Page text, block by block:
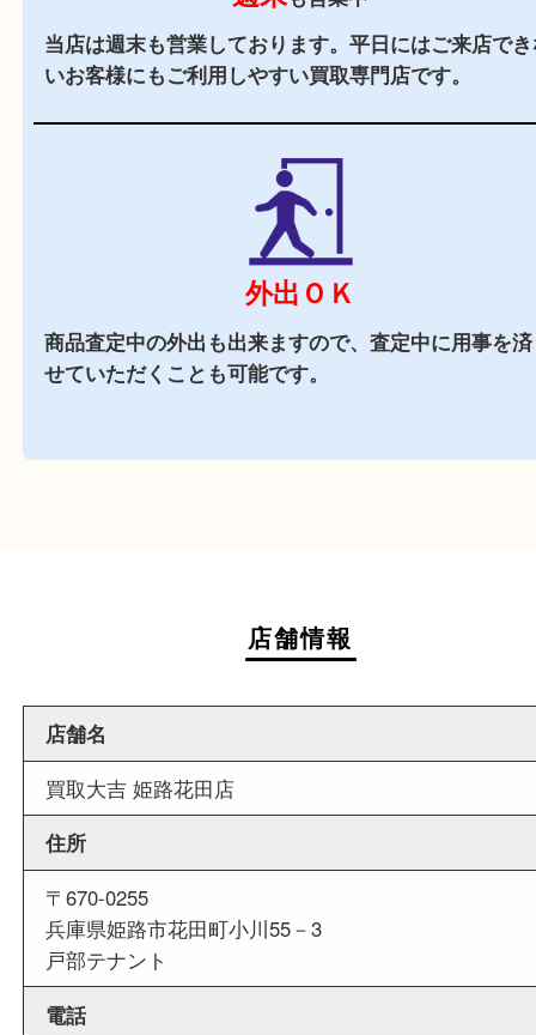
店舗前に3台分の無料駐車場がございます。
当店は週末も営業しております。平日にはご来店
いお客様にもご利用しやすい買取専門店です。